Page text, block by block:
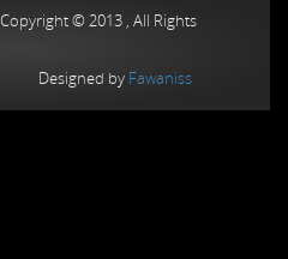
© 2013 , All Rights
Designed by Fawaniss